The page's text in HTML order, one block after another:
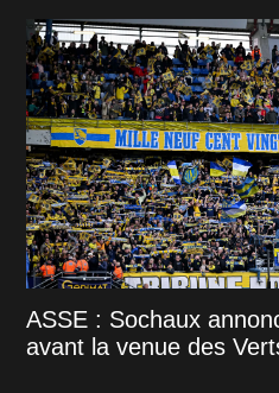
ASSE : Sochaux
avant la venue des